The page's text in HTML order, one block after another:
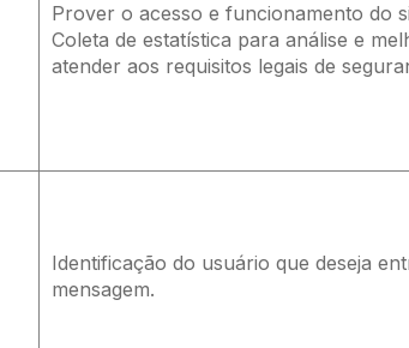
Prover o acesso e funcionamento do
Coleta de estatística para análise e
atender aos requisitos legais de
Identificação do usuário que deseja
mensagem.